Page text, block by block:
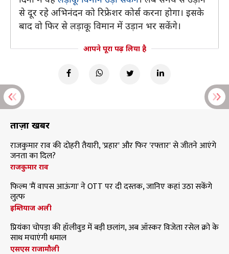
से दूर रहे अभिनंदन को रिफ्रेशर कोर्स करना होगा। इसके
बाद वो फिर से लड़ाकू विमान में उड़ान भर सकेंगे।
आपने पूरा पढ़ लिया है
ताज़ा खबरें
राजकुमार राव की दोहरी तैयारी, 'प्रहार' और फिर 'रफ्तार' से जीतने आएंगे
जनता का दिल?
राजकुमार राव
फिल्म 'मैं वापस आऊंगा' ने OTT पर दी दस्तक, जानिए कहां उठा सकेंगे
लुत्फ
इम्तियाज अली
प्रियंका चोपड़ा की हॉलीवुड में बड़ी छलांग, अब ऑस्कर विजेता रसेल क्रो के
साथ मचाएंगी धमाल
एसएस राजामौली